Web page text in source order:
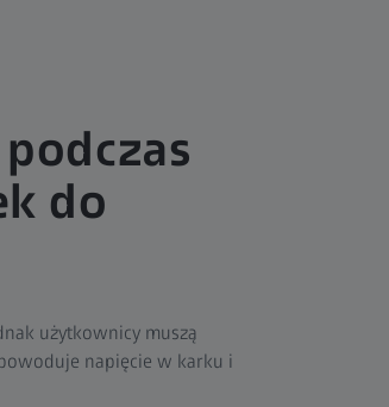
do
użytkownicy muszą
napięcie w karku i